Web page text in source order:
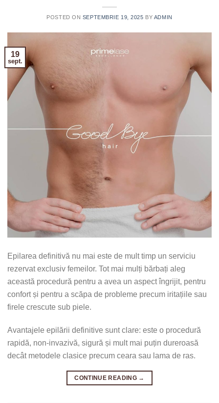
POSTED ON SEPTEMBRIE 19, 2025 BY ADMIN
19
sept.
Epilarea definitivă nu mai este de mult timp un serviciu
rezervat exclusiv femeilor. Tot mai mulți bărbați aleg
această procedură pentru a avea un aspect îngrijit, pentru
confort și pentru a scăpa de probleme precum iritațiile sau
firele crescute sub piele.
Avantajele epilării definitive sunt clare: este o procedură
rapidă, non-invazivă, sigură și mult mai puțin dureroasă
decât metodele clasice precum ceara sau lama de ras.
CONTINUE READING →